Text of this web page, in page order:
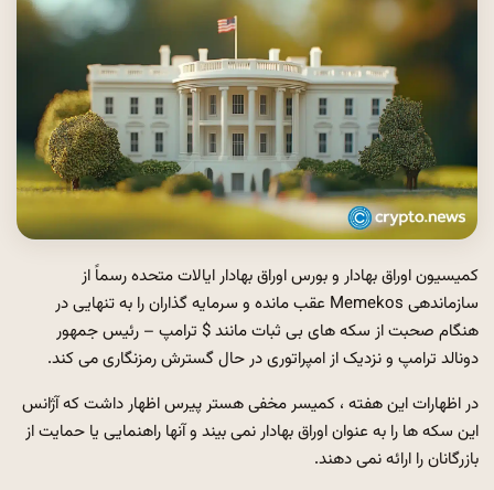
کمیسیون اوراق بهادار و بورس اوراق بهادار ایالات متحده رسماً از
سازماندهی Memekos عقب مانده و سرمایه گذاران را به تنهایی در
هنگام صحبت از سکه های بی ثبات مانند $ ترامپ – رئیس جمهور
دونالد ترامپ و نزدیک از امپراتوری در حال گسترش رمزنگاری می کند.
در اظهارات این هفته ، کمیسر مخفی هستر پیرس اظهار داشت که آژانس
این سکه ها را به عنوان اوراق بهادار نمی بیند و آنها راهنمایی یا حمایت از
بازرگانان را ارائه نمی دهند.